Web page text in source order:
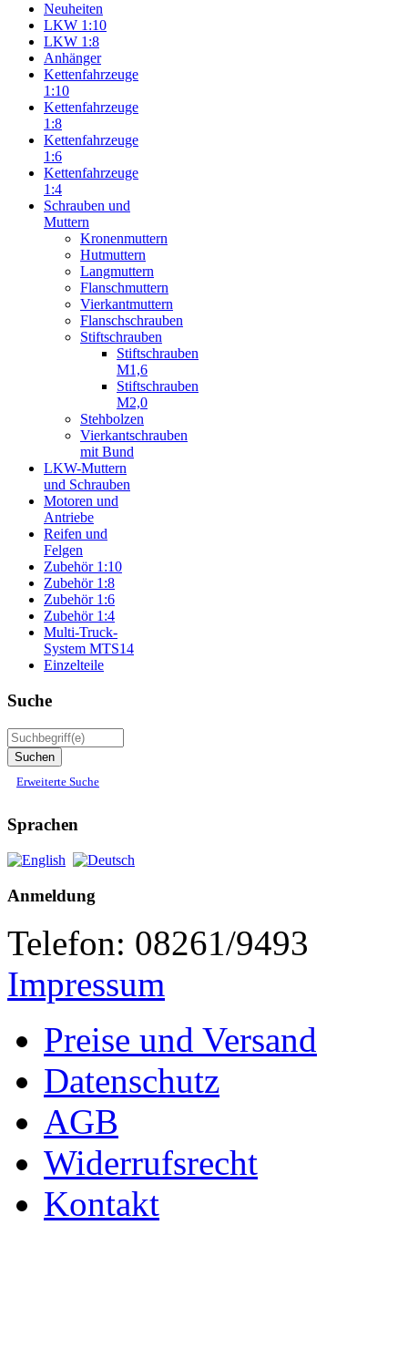
Neuheiten
LKW 1:10
LKW 1:8
Anhänger
Kettenfahrzeuge
1:10
Kettenfahrzeuge
1:8
Kettenfahrzeuge
1:6
Kettenfahrzeuge
1:4
Schrauben und
Muttern
Kronenmuttern
Hutmuttern
Langmuttern
Flanschmuttern
Vierkantmuttern
Flanschschrauben
Stiftschrauben
Stiftschrauben
M1,6
Stiftschrauben
M2,0
Stehbolzen
Vierkantschrauben
mit Bund
LKW-Muttern
und Schrauben
Motoren und
Antriebe
Reifen und
Felgen
Zubehör 1:10
Zubehör 1:8
Zubehör 1:6
Zubehör 1:4
Multi-Truck-
System MTS14
Einzelteile
Suche
Erweiterte Suche
Sprachen
Anmeldung
Telefon: 08261/9493
Impressum
Preise und Versand
Datenschutz
AGB
Widerrufsrecht
Kontakt